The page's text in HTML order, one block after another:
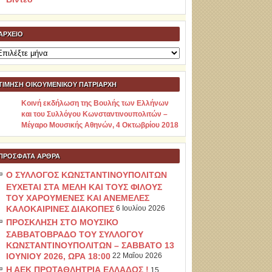
ΟΙΚΟΥΜΕΝΙΚΟΥ ΠΑΤΡΙΑΡΧΗ
Κοινή εκδήλωση της Βουλής των Ελλήνων
και του Συλλόγου Κωνσταντινουπολιτών –
Μέγαρο Μουσικής Αθηνών, 4 Οκτωβρίου 2018
ΆΡΘΡΑ
Ο ΣΥΛΛΟΓΟΣ ΚΩΝΣΤΑΝΤΙΝΟΥΠΟΛΙΤΩΝ
ΕΥΧΕΤΑΙ ΣΤΑ ΜΕΛΗ ΚΑΙ ΤΟΥΣ ΦΙΛΟΥΣ
ΤΟΥ ΧΑΡΟΥΜΕΝΕΣ ΚΑΙ ΑΝΕΜΕΛΕΣ
ΚΑΛΟΚΑΙΡΙΝΕΣ ΔΙΑΚΟΠΕΣ 6 Ιουλίου 2026
ΠΡΟΣΚΛΗΣΗ ΣΤΟ ΜΟΥΣΙΚΟ
ΣΑΒΒΑΤΟΒΡΑΔΟ ΤΟΥ ΣΥΛΛΟΓΟΥ
ΚΩΝΣΤΑΝΤΙΝΟΥΠΟΛΙΤΩΝ – ΣΑΒΒΑΤΟ 13
ΙΟΥΝΙΟΥ 2026, ΩΡΑ 18:00 22 Μαΐου 2026
Η ΑΕΚ ΠΡΩΤΑΘΛΗΤΡΙΑ ΕΛΛΑΔΟΣ !